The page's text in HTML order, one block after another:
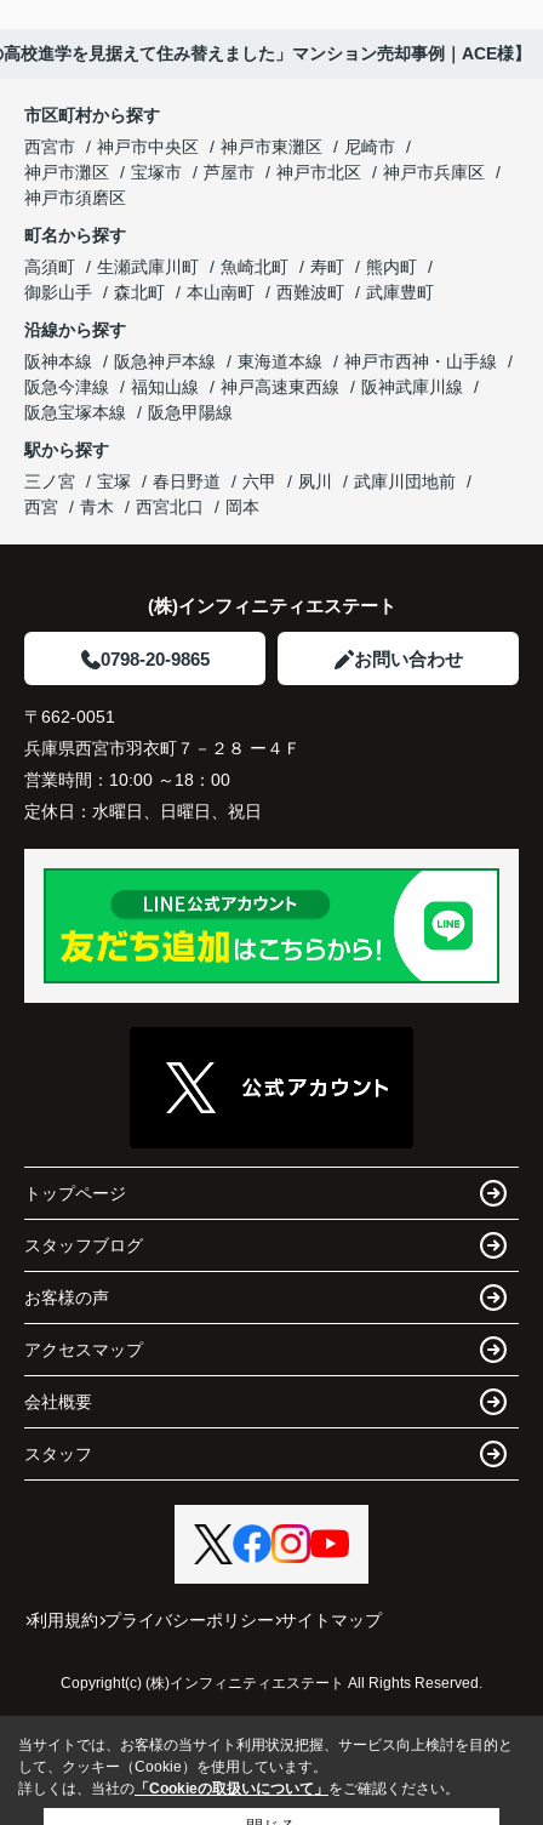
趣味を楽しむ時間が増えました。
これからの暮らしを前向きに考えられるようにな
り、住み替えを決断して本当に良かったと思ってい
ます。
「立地も良く、長期保有したい物件です。」
と話され、このビルを大切に運営してくださること
になりました。
長年守ってきた資産を安心して引き継ぐことがで
き、家族全員が納得できる売却となりました。
「レ・ジェイド西宮北口」の査定だけでなく、新居
購入とのタイミングや資金計画についても丁寧に説
明してくださいました。
販売活動では、西宮北口駅へのアクセス、阪急西宮
ガーデンズ、教育施設、商業施設など、このエリア
した。
購入されたご家族は、
と大変喜ばれ、この住まいを選ばれました。
住み替え後は家族それぞれの通勤・通学時間が短く
家族全員にとって、将来を見据えた良い選択だった
校進学を見据えて住み替えました」マンション売却事例｜ACE様】
市区町村から探す
西宮市
神戸市中央区 神戸市東灘区
尼崎市
神戸市灘区
宝塚市 芦屋市 神戸市北区
神戸市兵庫区
神戸市須磨区
町名から探す
高須町
生瀬武庫川町 魚崎北町 寿町
熊内町
御影山手
森北町 本山南町 西難波町
武庫豊町
沿線から探す
阪神本線
阪急神戸本線 東海道本線
神戸市西神・山手線
阪急今津線
福知山線 神戸高速東西線
阪神武庫川線
阪急宝塚本線
阪急甲陽線
駅から探す
三ノ宮
宝塚 春日野道 六甲 夙川
武庫川団地前
西宮
青木 西宮北口 岡本
(株)インフィニティエステート
0798-20-9865 お問い合わせ
〒662-0051
兵庫県西宮市羽衣町７－２８ ー４Ｆ
営業時間： 10:00 ～18：00
定休日： 水曜日、日曜日、祝日
トップページ
スタッフブログ
お客様の声
アクセスマップ
会社概要
スタッフ
利用規約 プライバシーポリシー サイトマップ
Copyright(c) (株)インフィニティエステート All Rights Reserved.
当サイトでは、お客様の当サイト利用状況把握、サービス向上検討を目的と
して、クッキー（Cookie）を使用しています。
詳しくは、当社の 「Cookieの取扱いについて」 をご確認ください。